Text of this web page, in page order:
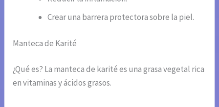
Crear una barrera protectora sobre la piel.
Manteca de Karité
¿Qué es? La manteca de karité es una grasa vegetal rica
en vitaminas y ácidos grasos.